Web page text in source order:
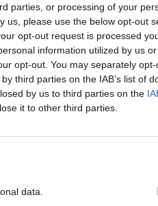
parties, or processing of your
us, please use the below opt-out
opt-out request is processed
information utilized by us
opt-out. You may separately
third parties on the IAB’s list of
by us to third parties on the
it to other third parties.
data.
scozzesi che